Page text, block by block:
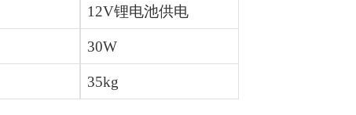
12V锂电池供电
30W
35kg